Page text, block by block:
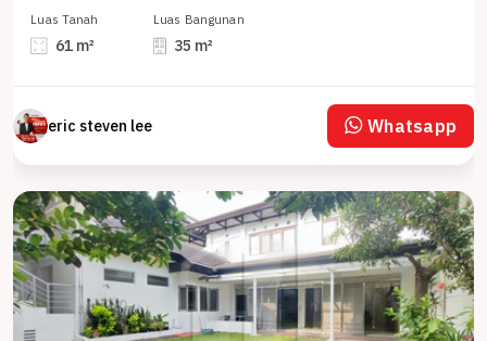
Luas Tanah
61 m²
Luas Bangunan
35 m²
eric steven lee Whatsapp